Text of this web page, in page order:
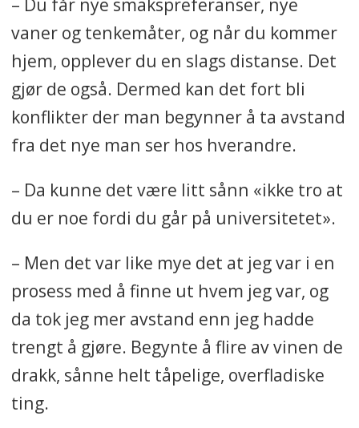
vaner og tenkemåter, og når du kommer
hjem, opplever du en slags distanse. Det
gjør de også. Dermed kan det fort bli
konflikter der man begynner å ta avstand
fra det nye man ser hos hverandre.
– Da kunne det være litt sånn «ikke tro at
du er noe fordi du går på universitetet».
– Men det var like mye det at jeg var i en
prosess med å finne ut hvem jeg var, og
da tok jeg mer avstand enn jeg hadde
trengt å gjøre. Begynte å flire av vinen de
drakk, sånne helt tåpelige, overfladiske
ting.